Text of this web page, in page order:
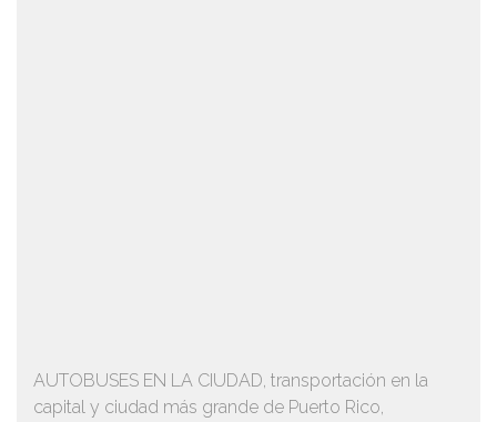
AUTOBUSES EN LA CIUDAD, transportación en la
capital y ciudad más grande de Puerto Rico,